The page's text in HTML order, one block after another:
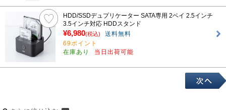
HDD/SSDデュプリケーター SATA専用 2ベイ 2.5インチ
3.5インチ対応 HDDスタンド
¥6,980(税込)
送料無料
69ポイント
在庫あり
当日出荷可能